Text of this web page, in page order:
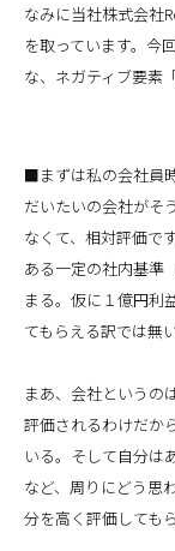
なみに当社株式会社
を取っています。今
な、ネガティブ要素
■まずは私の会社員
だいたいの会社がそ
なくて、相対評価で
ある一定の社内基準
まる。仮に１億円利
てもらえる訳では無い
まあ、会社というの
評価されるわけだか
いる。そして自分は
など、周りにどう思
分を高く評価しても